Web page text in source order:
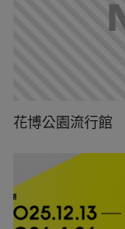
花博公園流行館